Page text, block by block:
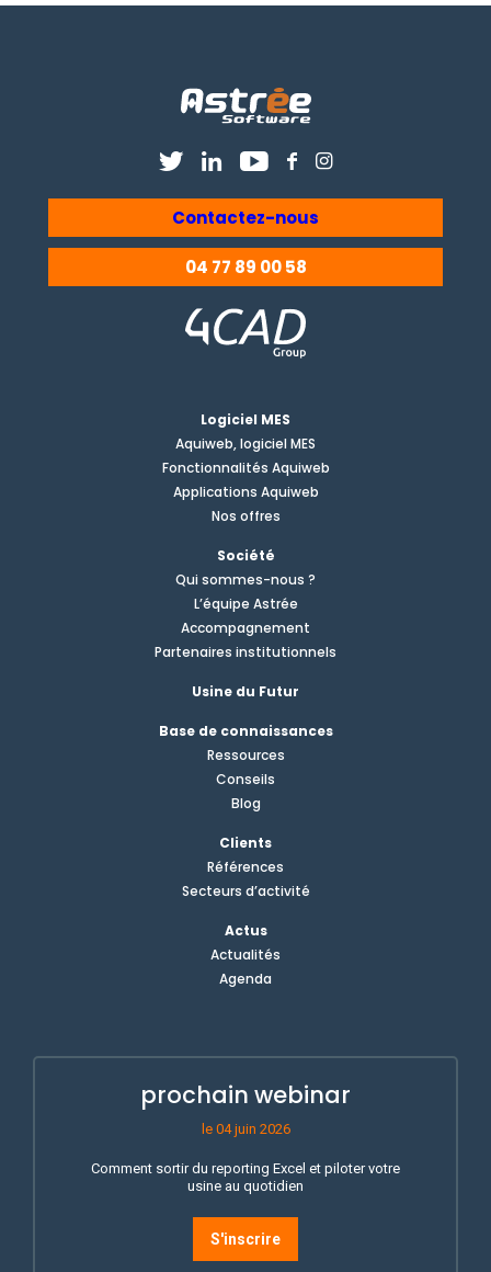
Contactez-nous
04 77 89 00 58
Logiciel MES
Aquiweb, logiciel MES
Fonctionnalités Aquiweb
Applications Aquiweb
Nos offres
Société
Qui sommes-nous ?
L’équipe Astrée
Accompagnement
Partenaires institutionnels
Usine du Futur
Base de connaissances
Ressources
Conseils
Blog
Clients
Références
Secteurs d’activité
Actus
Actualités
Agenda
prochain webinar
le 04 juin 2026
Comment sortir du reporting Excel et piloter votre
usine au quotidien
S'inscrire